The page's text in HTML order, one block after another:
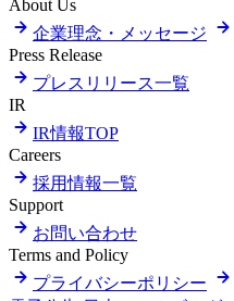
About Us
企業理念・メッセージ
Press Release
プレスリリース一覧
IR
IR情報TOP
Careers
採用情報一覧
Support
お問い合わせ
Terms and Policy
プライバシーポリシー